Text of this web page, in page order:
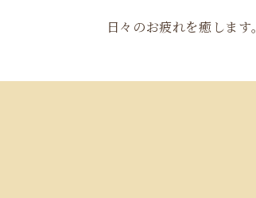
日々のお疲れを癒します。